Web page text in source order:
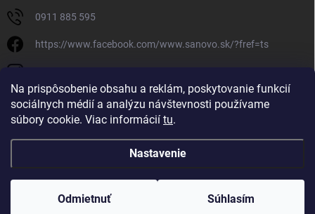
Na prispôsobenie obsahu a reklám, poskytovanie funkcií
sociálnych médií a analýzu návštevnosti používame
súbory cookie. Viac informácií tu.
Nastavenie
Odmietnuť Súhlasím
0911 885 595
https://www.facebook.com/www.sanovo.sk/?fref=ts
Copyright 2026Sanovo.sk. Všetky práva vyhradené. | Upraviť nastavenie